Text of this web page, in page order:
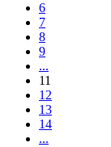
6
7
8
9
...
11
12
13
14
...